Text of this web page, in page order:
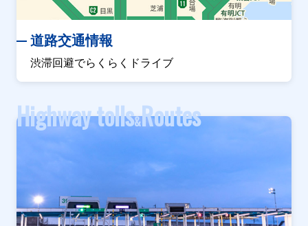
道路交通情報
渋滞回避でらくらくドライブ
Highway tolls&Routes